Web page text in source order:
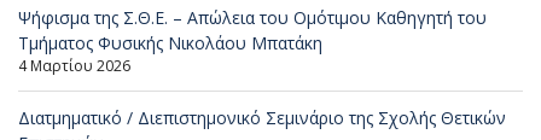
Ψήφισμα της Σ.Θ.Ε. – Απώλεια του Ομότιμου Καθηγητή του
Τμήματος Φυσικής Νικολάου Μπατάκη
4 Μαρτίου 2026
Διατμηματικό / Διεπιστημονικό Σεμινάριο της Σχολής Θετικών